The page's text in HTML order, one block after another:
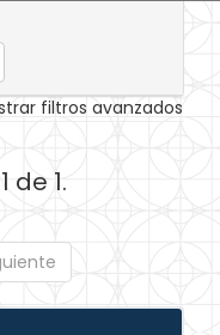
filtros avanzados
de 1.